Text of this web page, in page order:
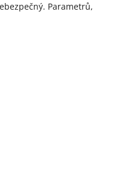
Parametrů,